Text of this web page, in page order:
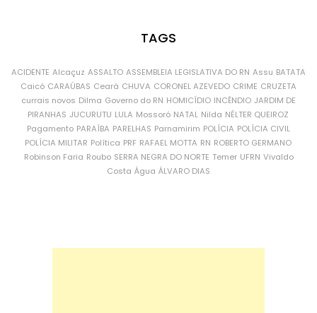
TAGS
ACIDENTE Alcaçuz ASSALTO ASSEMBLEIA LEGISLATIVA DO RN Assu BATATA
Caicó CARAÚBAS Ceará CHUVA CORONEL AZEVEDO CRIME CRUZETA
currais novos Dilma Governo do RN HOMICÍDIO INCÊNDIO JARDIM DE
PIRANHAS JUCURUTU LULA Mossoró NATAL Nilda NÉLTER QUEIROZ
Pagamento PARAÍBA PARELHAS Parnamirim POLÍCIA POLÍCIA CIVIL
POLÍCIA MILITAR Política PRF RAFAEL MOTTA RN ROBERTO GERMANO
Robinson Faria Roubo SERRA NEGRA DO NORTE Temer UFRN Vivaldo
Costa Água ÁLVARO DIAS